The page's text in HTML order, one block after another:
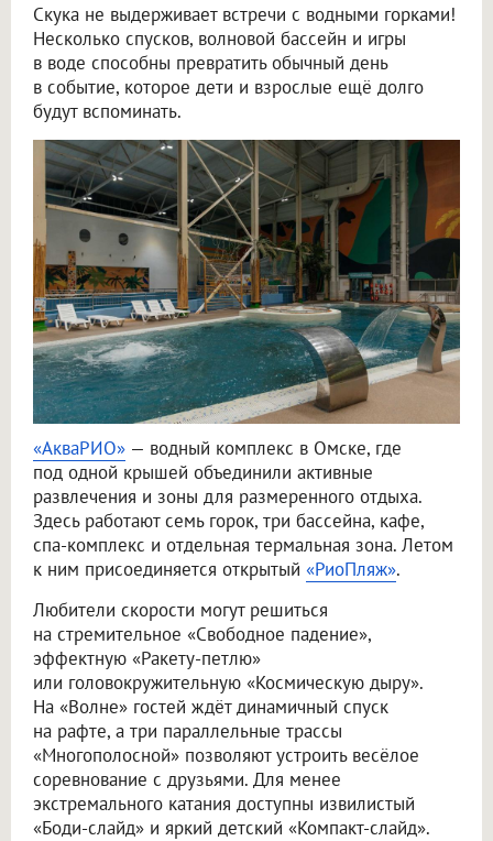
Скука не выдерживает встречи с водными горками!
Несколько спусков, волновой бассейн и игры
в воде способны превратить обычный день
в событие, которое дети и взрослые ещё долго
будут вспоминать.
«АкваРИО» — водный комплекс в Омске, где
под одной крышей объединили активные
развлечения и зоны для размеренного отдыха.
Здесь работают семь горок, три бассейна, кафе,
спа-комплекс и отдельная термальная зона. Летом
к ним присоединяется открытый «РиоПляж».
Любители скорости могут решиться
на стремительное «Свободное падение»,
эффектную «Ракету-петлю»
или головокружительную «Космическую дыру».
На «Волне» гостей ждёт динамичный спуск
на рафте, а три параллельные трассы
«Многополосной» позволяют устроить весёлое
соревнование с друзьями. Для менее
экстремального катания доступны извилистый
«Боди-слайд» и яркий детский «Компакт-слайд».